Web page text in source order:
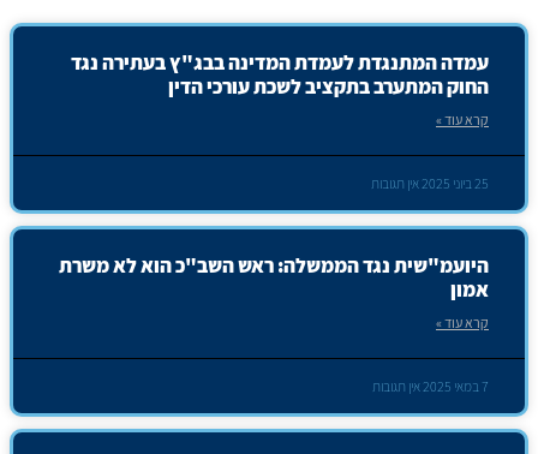
עמדה המתנגדת לעמדת המדינה בבג"ץ בעתירה נגד
החוק המתערב בתקציב לשכת עורכי הדין
קרא עוד »
25 ביוני 2025 אין תגובות
היועמ"שית נגד הממשלה: ראש השב"כ הוא לא משרת
אמון
קרא עוד »
7 במאי 2025 אין תגובות